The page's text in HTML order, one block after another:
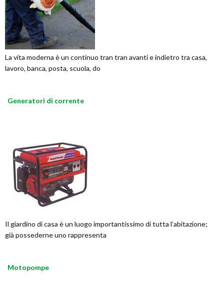
La vita moderna è un continuo tran tran avanti e indietro tra casa,
lavoro, banca, posta, scuola, do
Generatori di corrente
Il giardino di casa è un luogo importantissimo di tutta l’abitazione;
già possederne uno rappresenta
Motopompe